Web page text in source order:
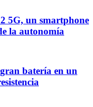
5G, un smartphone
la autonomía
batería en un